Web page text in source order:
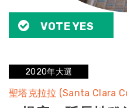
VOTE YES
2020年大選
聖塔克拉拉 (Santa Clara